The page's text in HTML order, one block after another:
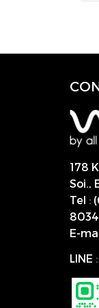
178
Soi.,
Tel :
8034
E-
LINE :